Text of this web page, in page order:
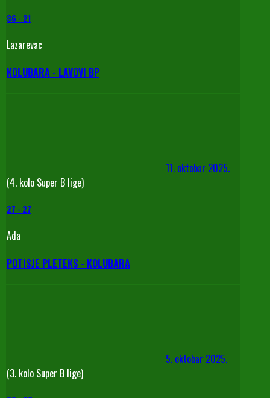
36 - 21
Lazarevac
KOLUBARA - LAVOVI BP
11. oktobar 2025.
(4. kolo Super B lige)
27 - 27
Ada
POTISJE PLETEKS - KOLUBARA
5. oktobar 2025.
(3. kolo Super B lige)